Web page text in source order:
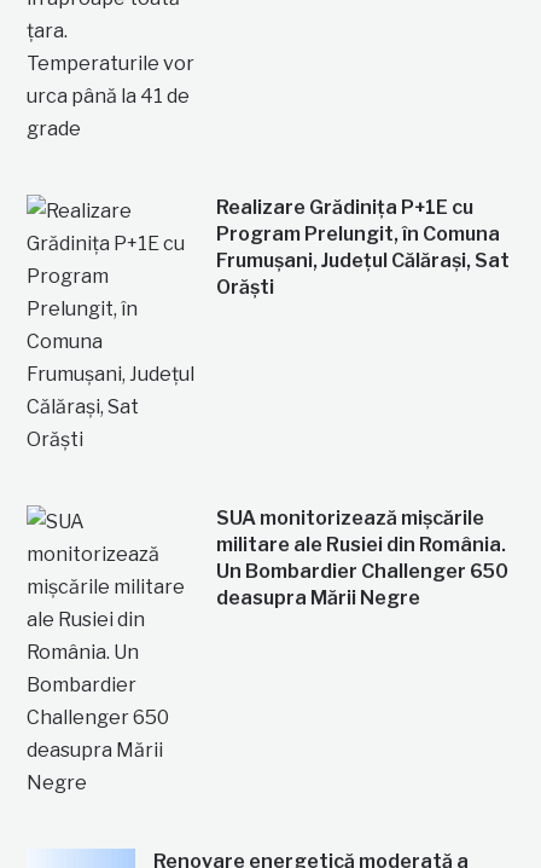
Realizare Grădinița P+1E cu
Program Prelungit, în Comuna
Frumușani, Județul Călărași, Sat
Orăști
SUA monitorizează mișcările
militare ale Rusiei din România.
Un Bombardier Challenger 650
deasupra Mării Negre
Renovare energetică moderată a